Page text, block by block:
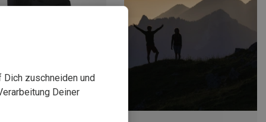
zuschneiden und
Deiner